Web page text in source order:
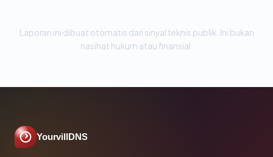
Laporan ini dibuat otomatis dari sinyal teknis publik. Ini bukan
nasihat hukum atau finansial.
YourvillDNS